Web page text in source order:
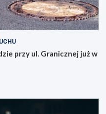
przy ul. Granicznej już w